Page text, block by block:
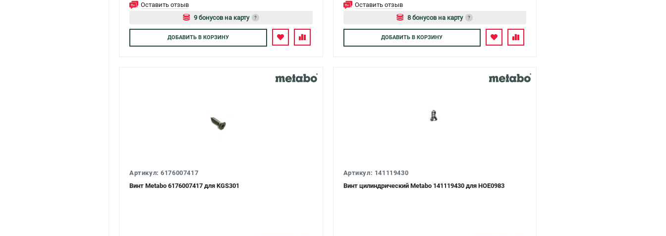
Оставить отзыв
9 бонусов на карту
?
Авторизуйтесь
ДОБАВИТЬВ КОРЗИНУ
Оставить отзыв
8 бонусов на карту
?
Авторизуйтесь
ДОБАВИТЬ В КОРЗИНУ
Артикул: 6176007417
Винт Metabo 6176007417 для KGS301
Артикул: 141119430
Винт цилиндрический Metabo 141119430 для HOE0983